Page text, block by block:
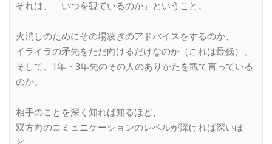
それは、「いつを観ているのか」ということ。
火消しのためにその場凌ぎのアドバイスをするのか、
イライラの矛先をただ向けるだけなのか（これは最低）、
そして、1年・3年先のその人のありかたを観て言っている
のか。
相手のことを深く知れば知るほど、
双方向のコミュニケーションのレベルが深ければ深いほ